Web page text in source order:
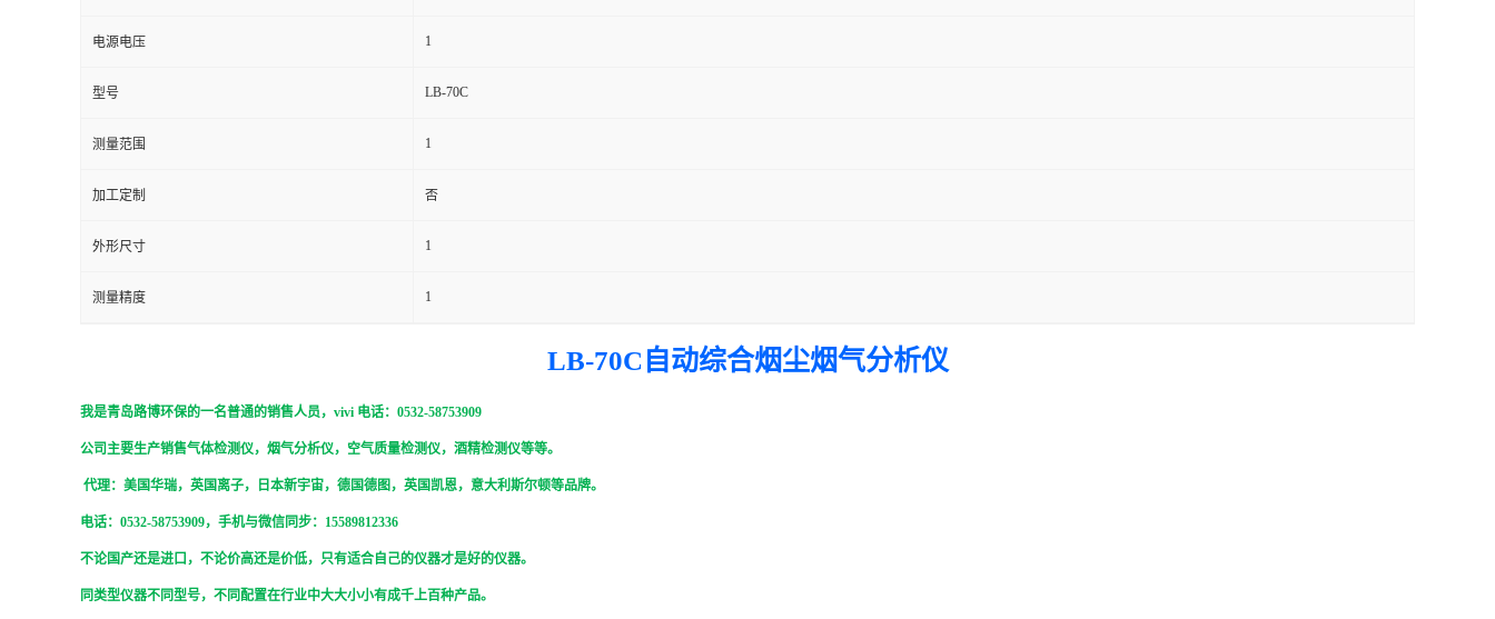
电源电压 1
型号 LB-70C
测量范围 1
加工定制 否
外形尺寸 1
测量精度 1
LB-70C自动综合烟尘烟气分析仪
我是青岛路博环保的一名普通的销售人员， vivi 电话：0532-58753909
公司主要生产销售气体检测仪，烟气分析仪，空气质量检测仪，酒精检测仪等等。
代理：美国华瑞，英国离子，日本新宇宙，德国德图，英国凯恩，意大利斯尔顿等品牌。
电话：0532-58753909，手机与微信同步：15589812336
不论国产还是进口，不论价高还是价低，只有适合自己的仪器才是好的仪器。
同类型仪器不同型号，不同配置在行业中大大小小有成千上百种产品。